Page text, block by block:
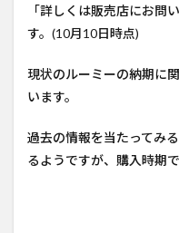
「詳しくは販売店にお問
す。(10月10日時点)
現状のルーミーの納期に
います。
過去の情報を当たってみ
るようですが、購入時期